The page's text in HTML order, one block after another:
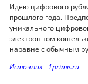
Идею цифрового
прошлого года.
уникального
электронном
наравне с обычным
Источник 1prime.ru